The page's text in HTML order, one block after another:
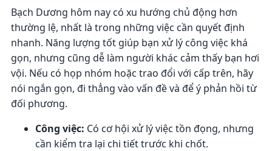
Bạch Dương hôm nay có xu hướng chủ động hơn
thường lệ, nhất là trong những việc cần quyết định
nhanh. Năng lượng tốt giúp bạn xử lý công việc khá
gọn, nhưng cũng dễ làm người khác cảm thấy bạn hơi
vội. Nếu có họp nhóm hoặc trao đổi với cấp trên, hãy
nói ngắn gọn, đi thẳng vào vấn đề và để ý phản hồi từ
đối phương.
Công việc: Có cơ hội xử lý việc tồn đọng, nhưng
cần kiểm tra lại chi tiết trước khi chốt.